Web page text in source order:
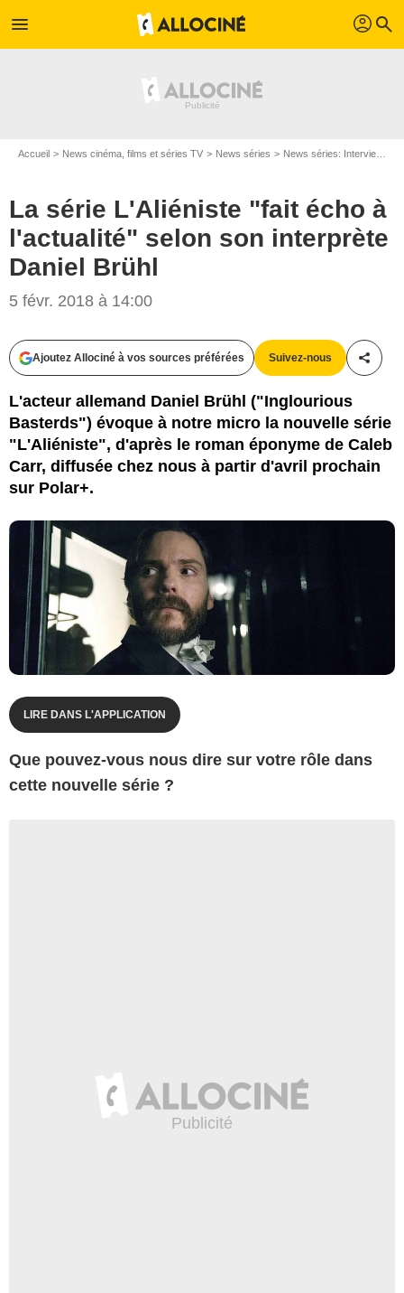
menu profil search
Accueil News cinéma, films et séries TV News séries News séries: Interviews
La série L'Aliéniste "fait écho à
l'actualité" selon son interprète
Daniel Brühl
5 févr. 2018 à 14:00
Ajoutez Allociné à vos sources préférées Suivez-nous
L'acteur allemand Daniel Brühl ("Inglourious
Basterds") évoque à notre micro la nouvelle série
"L'Aliéniste", d'après le roman éponyme de Caleb
Carr, diffusée chez nous à partir d'avril prochain
sur Polar+.
TNT
LIRE DANS L'APPLICATION
Que pouvez-vous nous dire sur votre rôle dans
cette nouvelle série ?